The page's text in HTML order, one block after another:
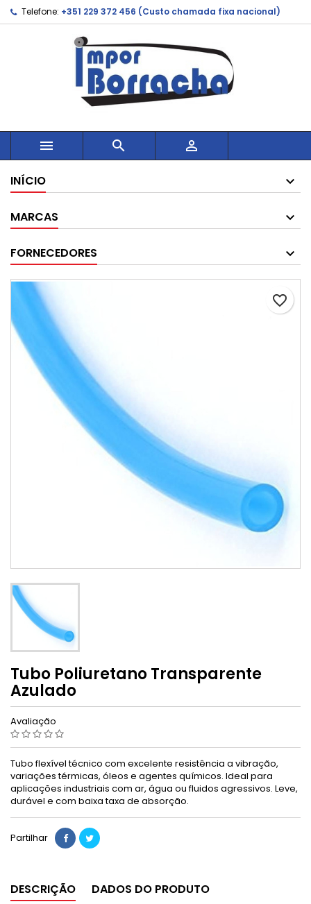
Telefone: +351 229 372 456 (Custo chamada fixa nacional)
  
INÍCIO
MARCAS
FORNECEDORES
favorite_border
Tubo Poliuretano Transparente
Azulado
Avaliação
Tubo flexível técnico com excelente resistência a vibração,
variações térmicas, óleos e agentes químicos. Ideal para
aplicações industriais com ar, água ou fluidos agressivos. Leve,
durável e com baixa taxa de absorção.
Partilhar
DESCRIÇÃO
DADOS DO PRODUTO